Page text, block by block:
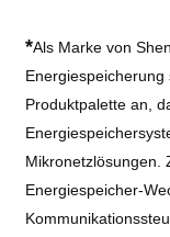
*Als Marke von
Produktpalette an,
Mikronetzlösungen.
Energiespeicher-